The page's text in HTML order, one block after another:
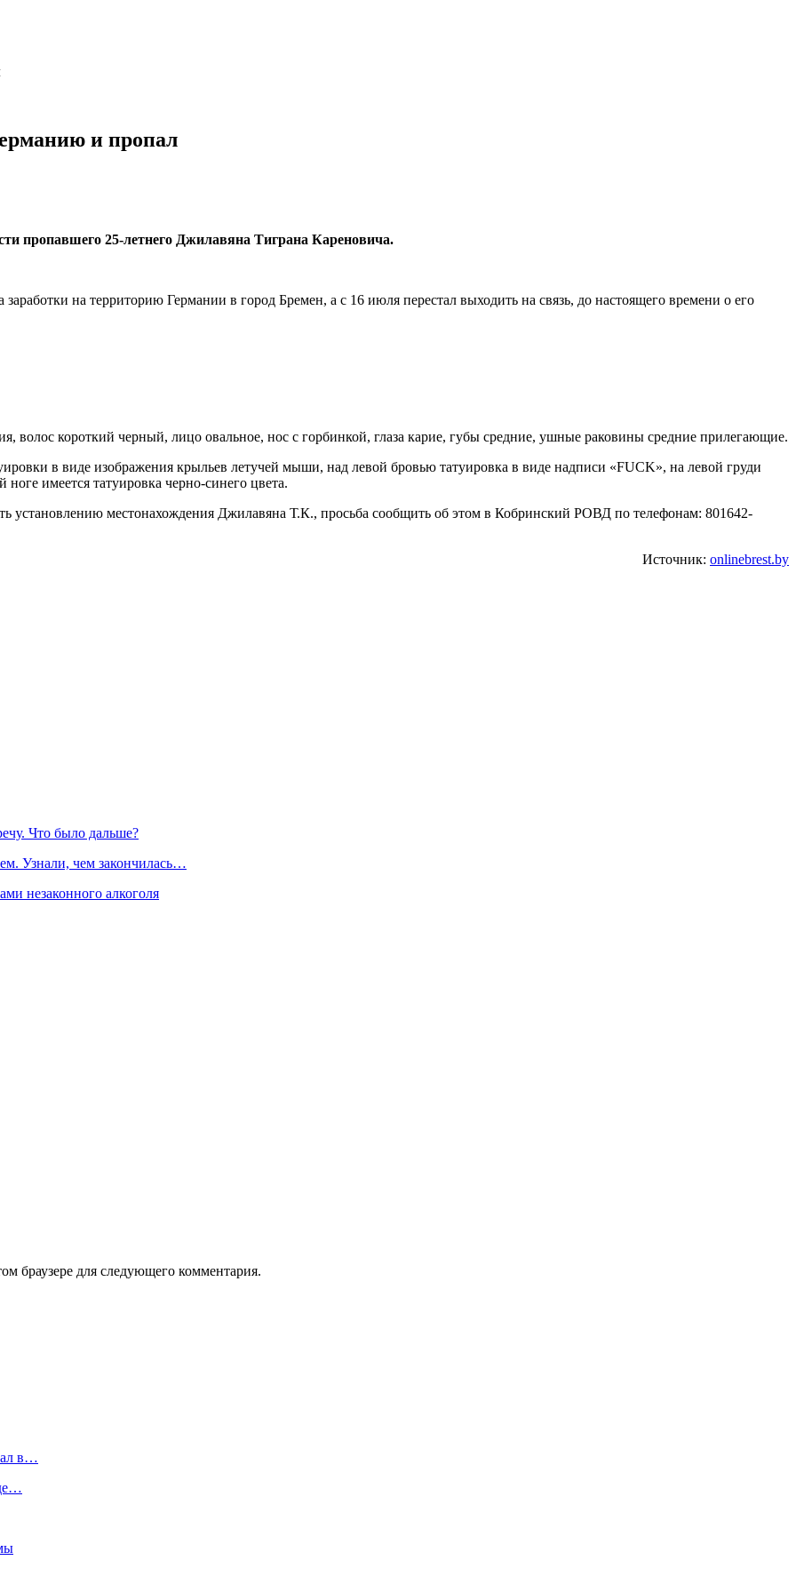
и пропал
пропавшего 25-летнего Джилавяна Тиграна Кареновича.
на территорию Германии в город Бремен, а с 16 июля перестал выходить на связь, до настоящего времени о его
волос короткий черный, лицо овальное, нос с горбинкой, глаза карие, губы средние, ушные раковины средние прилегающие.
в виде изображения крыльев летучей мыши, над левой бровью татуировка в виде надписи «FUCK», на левой груди
имеется татуировка черно-синего цвета.
установлению местонахождения Джилавяна Т.К., просьба сообщить об этом в Кобринский РОВД по телефонам: 801642-
Источник: onlinebrest.by
Что было дальше?
Узнали, чем закончилась…
незаконного алкоголя
браузере для следующего комментария.
в…